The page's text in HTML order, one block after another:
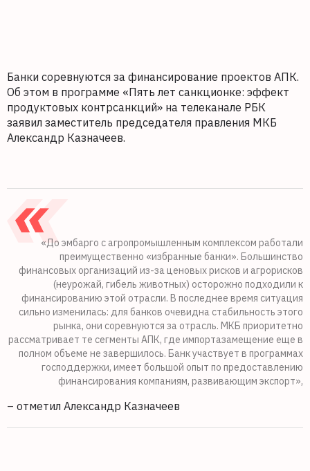
Банки соревнуются за финансирование проектов АПК.
Об этом в программе «Пять лет санкционке: эффект
продуктовых контрсанкций» на телеканале РБК
заявил заместитель председателя правления МКБ
Александр Казначеев.
«До эмбарго с агропромышленным комплексом работали
преимущественно «избранные банки». Большинство
финансовых организаций из-за ценовых рисков и агрорисков
(неурожай, гибель животных) осторожно подходили к
финансированию этой отрасли. В последнее время ситуация
сильно изменилась: для банков очевидна стабильность этого
рынка, они соревнуются за отрасль. МКБ приоритетно
рассматривает те сегменты АПК, где импортазамещение еще в
полном объеме не завершилось. Банк участвует в программах
господдержки, имеет большой опыт по предоставлению
финансирования компаниям, развивающим экспорт»,
– отметил Александр Казначеев